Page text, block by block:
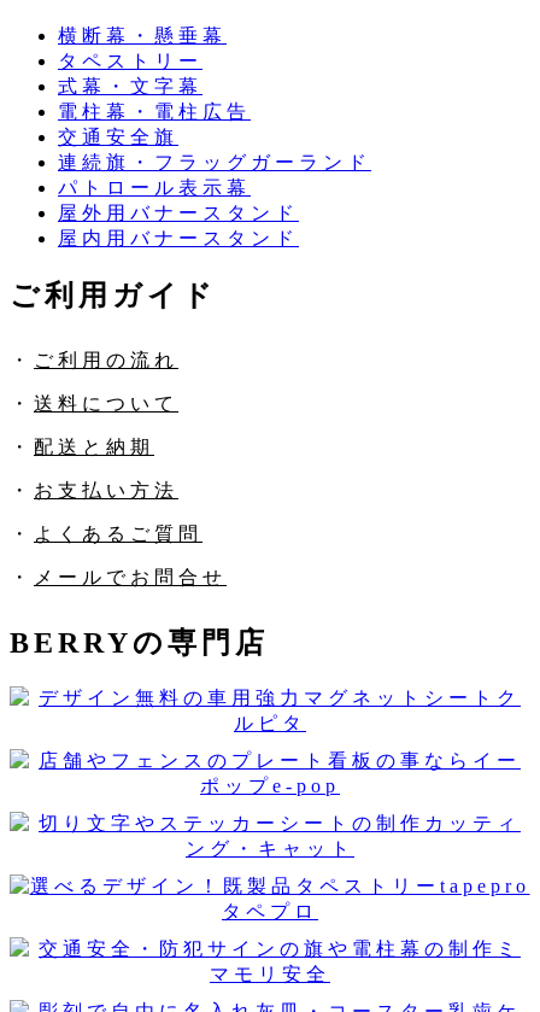
横断幕・懸垂幕
タペストリー
式幕・文字幕
電柱幕・電柱広告
交通安全旗
連続旗・フラッグガーランド
パトロール表示幕
屋外用バナースタンド
屋内用バナースタンド
ご利用ガイド
・ ご利用の流れ
・ 送料について
・ 配送と納期
・ お支払い方法
・ よくあるご質問
・ メールでお問合せ
BERRYの専門店